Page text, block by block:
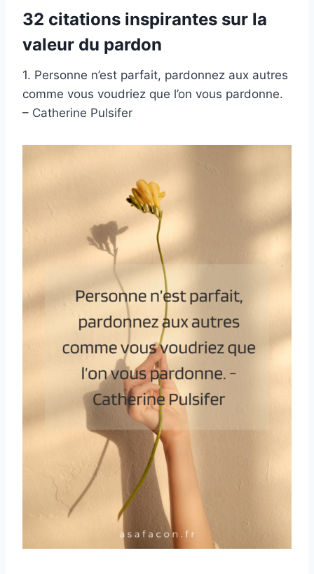
32 citations inspirantes sur la
valeur du pardon
1. Personne n’est parfait, pardonnez aux autres
comme vous voudriez que l’on vous pardonne.
– Catherine Pulsifer